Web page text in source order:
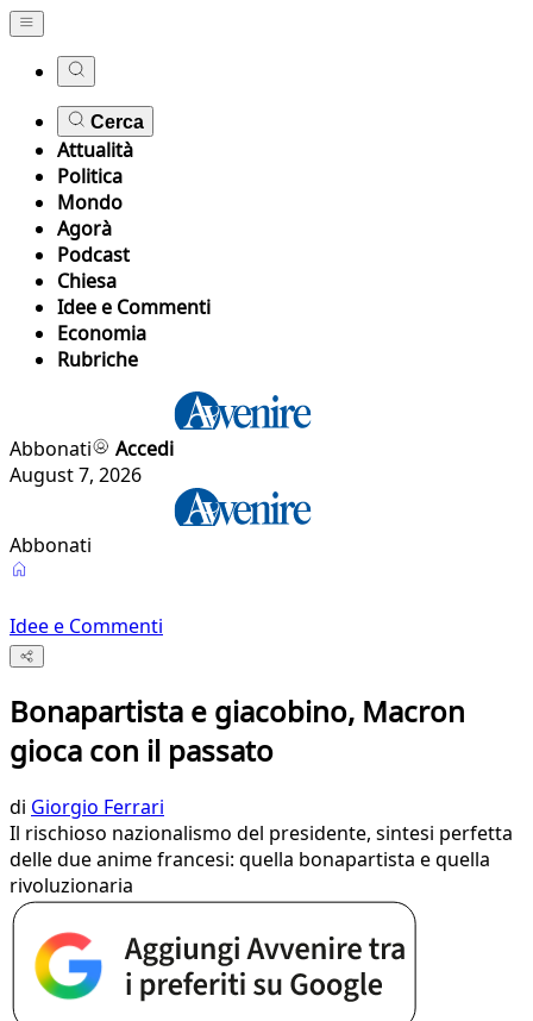
Cerca
Attualità
Politica
Mondo
Agorà
Podcast
Chiesa
Idee e Commenti
Economia
Rubriche
Abbonati
Accedi
August 7, 2026
Abbonati
Idee e Commenti
Bonapartista e giacobino, Macron
gioca con il passato
di Giorgio Ferrari
Il rischioso nazionalismo del presidente, sintesi perfetta
delle due anime francesi: quella bonapartista e quella
rivoluzionaria